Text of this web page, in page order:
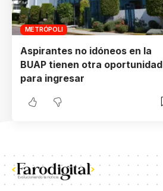
METRÓPOLI
Aspirantes no idóneos en la
BUAP tienen otra oportunidad
para ingresar